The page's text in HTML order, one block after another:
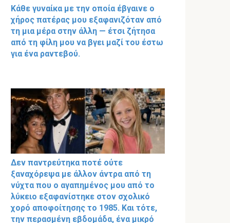
Κάθε γυναίκα με την οποία έβγαινε ο
χήρος πατέρας μου εξαφανιζόταν από
τη μια μέρα στην άλλη — έτσι ζήτησα
από τη φίλη μου να βγει μαζί του έστω
για ένα ραντεβού.
Δεν παντρεύτηκα ποτέ ούτε
ξαναχόρεψα με άλλον άντρα από τη
νύχτα που ο αγαπημένος μου από το
λύκειο εξαφανίστηκε στον σχολικό
χορό αποφοίτησης το 1985. Και τότε,
την περασμένη εβδομάδα, ένα μικρό